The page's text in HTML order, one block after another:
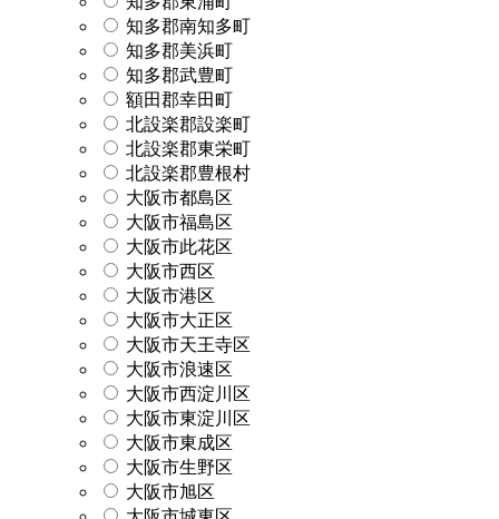
知多郡南知多町
知多郡美浜町
知多郡武豊町
額田郡幸田町
北設楽郡設楽町
北設楽郡東栄町
北設楽郡豊根村
大阪市都島区
大阪市福島区
大阪市此花区
大阪市西区
大阪市港区
大阪市大正区
大阪市天王寺区
大阪市浪速区
大阪市西淀川区
大阪市東淀川区
大阪市東成区
大阪市生野区
大阪市旭区